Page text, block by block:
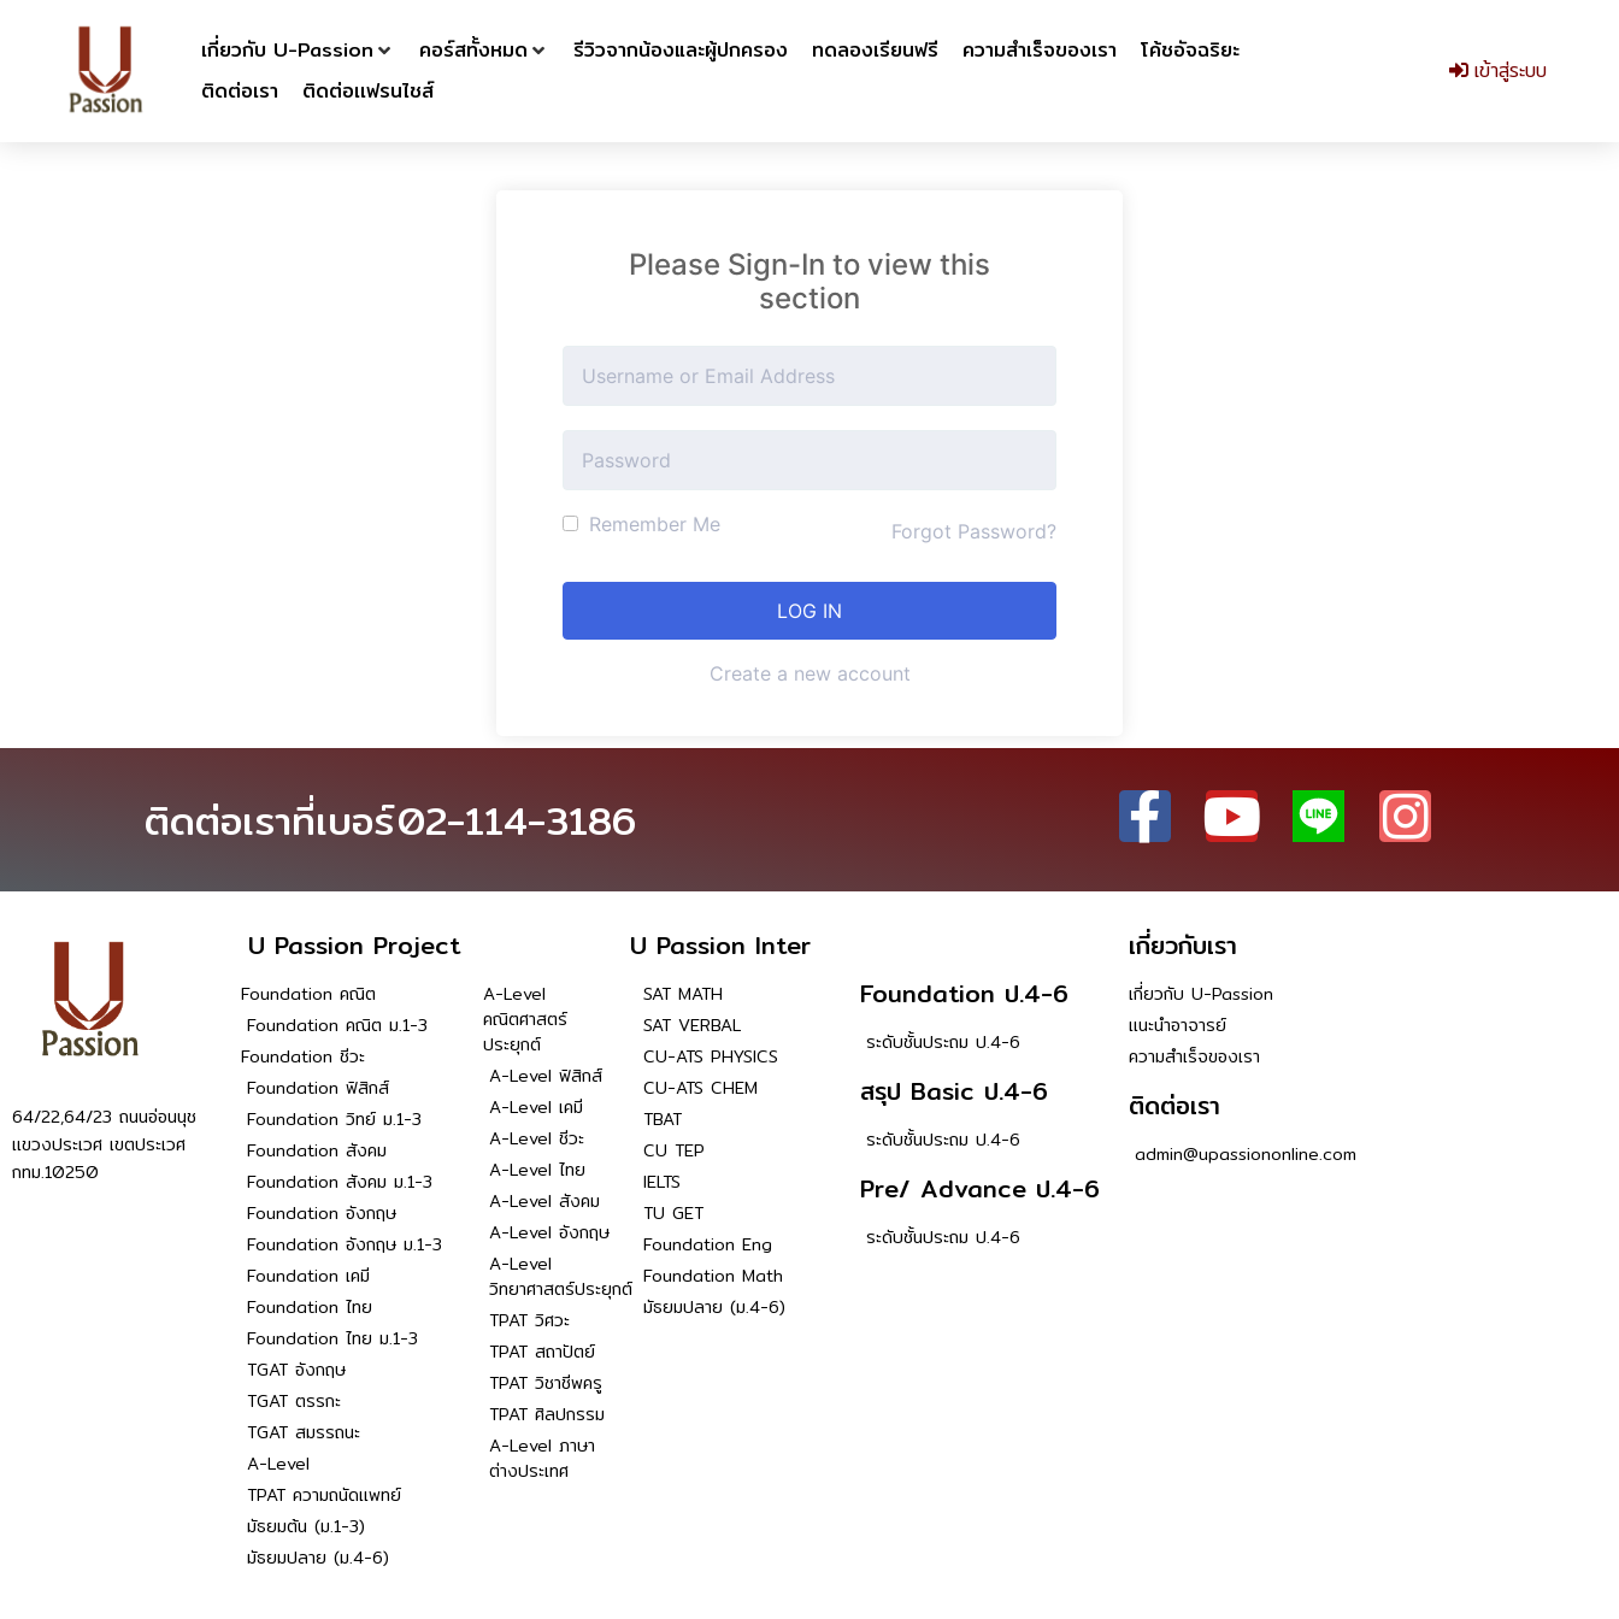
เกี่ยวกับ U-Passion คอร์สทั้งหมด รีวิวจากน้องและผู้ปกครอง ทดลองเรียนฟรี ความสำเร็จของเรา
โค้ชอัจฉริยะ
ติดต่อเรา
ติดต่อเเฟรนไชส์
เข้าสู่ระบบ
Please Sign-In to view this
section
Remember Me Forgot Password?
Create a new account
ติดต่อเราที่เบอร์02-114-3186
U Passion Project U Passion Inter เกี่ยวกับเรา
64/22,64/23 ถนนอ่อนนุช
แขวงประเวศ เขตประเวศ
กทม.10250
Foundation คณิต
Foundation คณิต ม.1-3
Foundation ชีวะ
Foundation ฟิสิกส์
Foundation วิทย์ ม.1-3
Foundation สังคม
Foundation สังคม ม.1-3
Foundation อังกฤษ
Foundation อังกฤษ ม.1-3
Foundation เคมี
Foundation ไทย
Foundation ไทย ม.1-3
TGAT อังกฤษ
TGAT ตรรกะ
TGAT สมรรถนะ
A-Level
TPAT ความถนัดแพทย์
มัธยมต้น (ม.1-3)
มัธยมปลาย (ม.4-6)
A-Level
คณิตศาสตร์
ประยุกต์
A-Level ฟิสิกส์
A-Level เคมี
A-Level ชีวะ
A-Level ไทย
A-Level สังคม
A-Level อังกฤษ
A-Level
วิทยาศาสตร์ประยุกต์
TPAT วิศวะ
TPAT สถาปัตย์
TPAT วิชาชีพครู
TPAT ศิลปกรรม
A-Level ภาษา
ต่างประเทศ
SAT MATH
SAT VERBAL
CU-ATS PHYSICS
CU-ATS CHEM
TBAT
CU TEP
IELTS
TU GET
Foundation Eng
Foundation Math
มัธยมปลาย (ม.4-6)
Foundation ป.4-6
ระดับชั้นประถม ป.4-6
สรุป Basic ป.4-6
ระดับชั้นประถม ป.4-6
Pre/ Advance ป.4-6
ระดับชั้นประถม ป.4-6
เกี่ยวกับ U-Passion
แนะนำอาจารย์
ความสำเร็จของเรา
ติดต่อเรา
admin@upassiononline.com